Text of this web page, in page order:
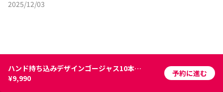
2025/12/03
ハンド持ち込みデザインゴージャス10本パーツ付け放題(手書きあり
¥9,990
予約に進む